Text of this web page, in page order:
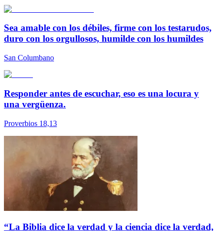
Sea amable con los débiles, firme con los testarudos,
duro con los orgullosos, humilde con los humildes
San Columbano
Responder antes de escuchar, eso es una locura y
una vergüenza.
Proverbios 18,13
“La Biblia dice la verdad y la ciencia dice la verdad,